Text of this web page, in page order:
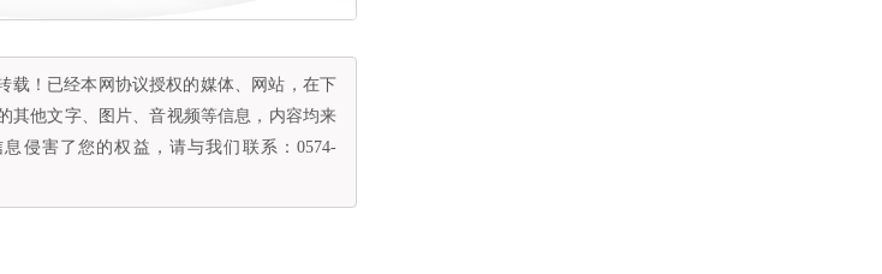
载！已经本网协议授权的媒体、网站，在下
其他文字、图片、音视频等信息，内容均来
侵害了您的权益，请与我们联系：0574-